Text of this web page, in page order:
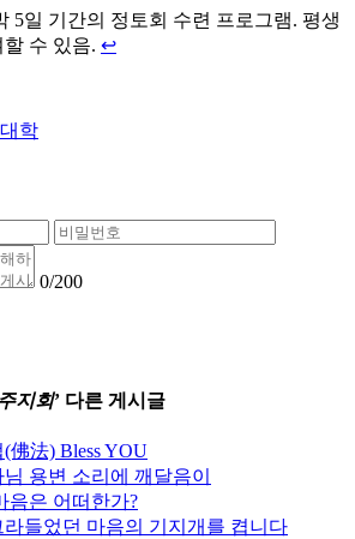
5일 기간의 정토회 수련 프로그램. 평생
수 있음. ↩
0/200
지회’ 다른 게시글
(佛法) Bless YOU
님 용변 소리에 깨달음이
음은 어떠한가?
라들었던 마음의 기지개를 켭니다